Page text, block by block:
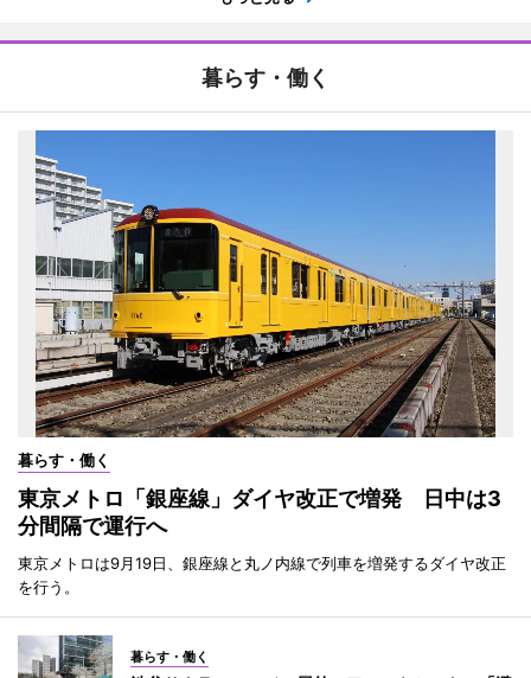
暮らす・働く
暮らす・働く
東京メトロ「銀座線」ダイヤ改正で増発 日中は3
分間隔で運行へ
東京メトロは9月19日、銀座線と丸ノ内線で列車を増発するダイヤ改正
を行う。
暮らす・働く